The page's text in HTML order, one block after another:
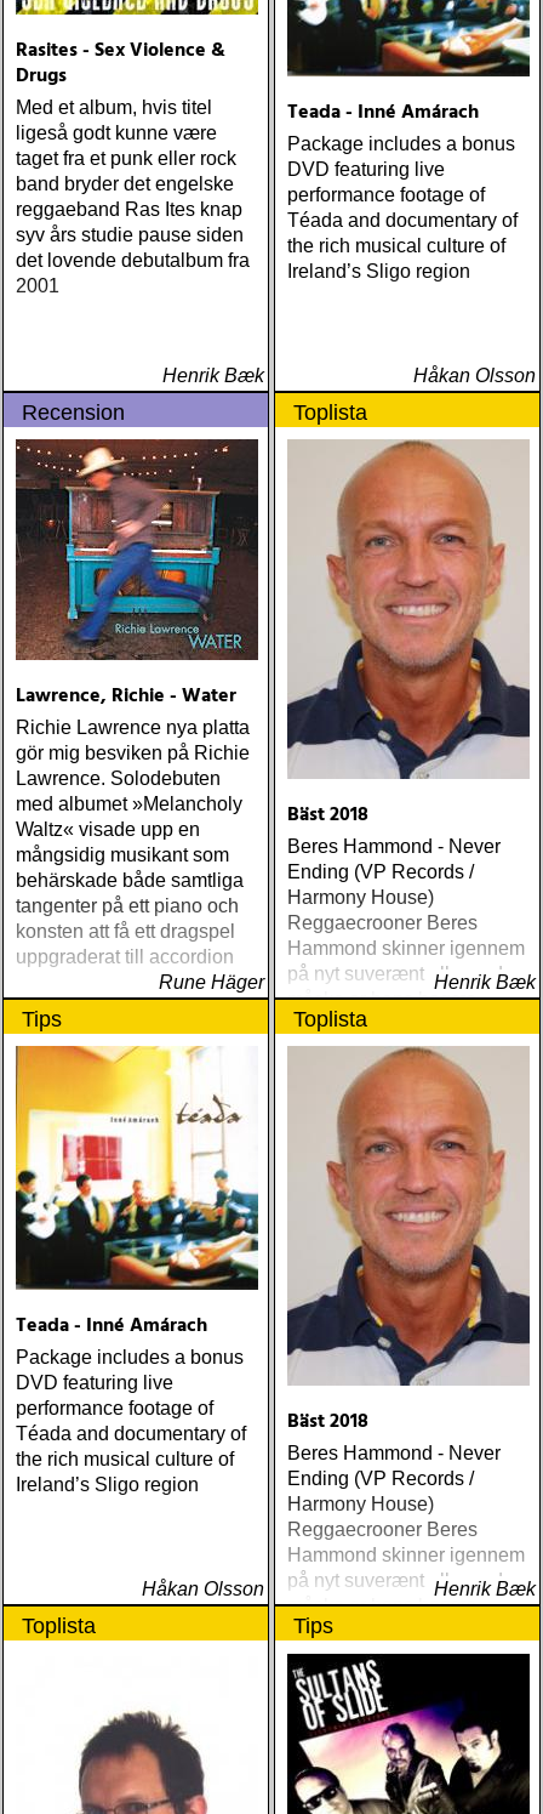
(Nonesuch) Sam Baker Say
Grace (Sam Baker Music)
Guy Clark My Favorite
Richard Lindgren Driftwood
(Rootsy) Chip Taylor Block
Out The Sirens Of This
Lonely World (Trainwreck)
Nick Cave & The Bad
Seeds Push The Sky Away
(Bad Seed) Andi Almqvist
Unheard Studio Sessions &
Demos 1971-1972
(Omnivore) Naturligtvis
borde alla årets Rootsy-
plattor vara med på listan,
men jag har istället valt att
bara lista de plattor jag
lyssnat på väsentligt mycket
mer än vad tjänsten kräver
Rasites - Sex Violence &
Drugs
Med et album, hvis titel
ligeså godt kunne være
taget fra et punk eller rock
band bryder det engelske
reggaeband Ras Ites knap
syv års studie pause siden
det lovende debutalbum fra
2001
Henrik Bæk
Teada - Inné Amárach
Package includes a bonus
DVD featuring live
performance footage of
Téada and documentary of
the rich musical culture of
Ireland’s Sligo region
Håkan Olsson
Recension
Lawrence, Richie - Water
Richie Lawrence nya platta
gör mig besviken på Richie
Lawrence. Solodebuten
med albumet »Melancholy
Waltz« visade upp en
mångsidig musikant som
behärskade både samtliga
tangenter på ett piano och
konsten att få ett dragspel
uppgraderat till accordion
Rune Häger
Toplista
Bäst 2018
Beres Hammond - Never
Ending (VP Records /
Harmony House)
Reggaecrooner Beres
Hammond skinner igennem
på nyt suverænt album, der
måske er hans bedste
gennem tiderne
Henrik Bæk
Tips
Teada - Inné Amárach
Package includes a bonus
DVD featuring live
performance footage of
Téada and documentary of
the rich musical culture of
Ireland’s Sligo region
Håkan Olsson
Toplista
Bäst 2018
Beres Hammond - Never
Ending (VP Records /
Harmony House)
Reggaecrooner Beres
Hammond skinner igennem
på nyt suverænt album, der
måske er hans bedste
gennem tiderne
Henrik Bæk
Toplista Tips